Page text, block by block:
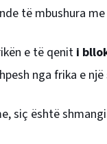
të mbushura
e të qenit i
nga frika e
siç është